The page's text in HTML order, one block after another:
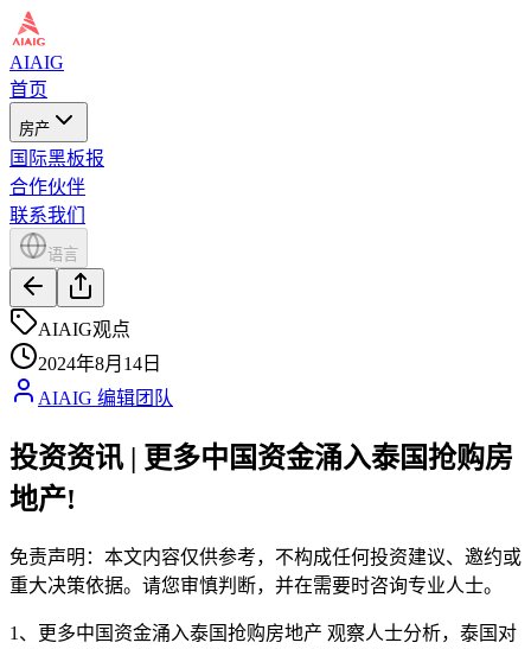
AIAIG
首页
房产
国际黑板报
合作伙伴
联系我们
语言
AIAIG观点
2024年8月14日
AIAIG 编辑团队
投资资讯 | 更多中国资金涌入泰国抢购房
地产!
免责声明：本文内容仅供参考，不构成任何投资建议、邀约或
重大决策依据。请您审慎判断，并在需要时咨询专业人士。
1、更多中国资金涌入泰国抢购房地产 观察人士分析，泰国对